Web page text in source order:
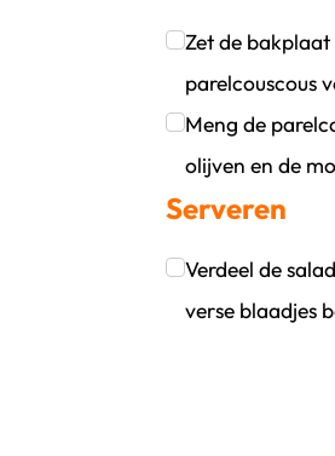
Zet de
parelcouscous
Klik om dit
Meng de
olijven en de
Klik om dit
Serveren
Verdeel de
verse blaadjes